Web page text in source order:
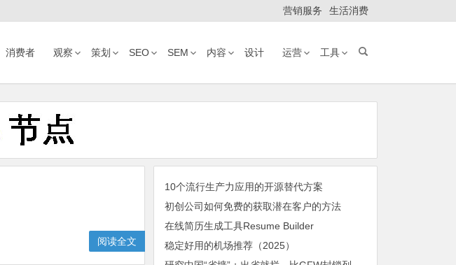
营销服务 生活消费
消费者 观察 策划 SEO SEM 内容 设计 运营 工具
阅读全文
10个流行生产力应用的开源替代方案
初创公司如何免费的获取潜在客户的方法
在线简历生成工具Resume Builder
稳定好用的机场推荐（2025）